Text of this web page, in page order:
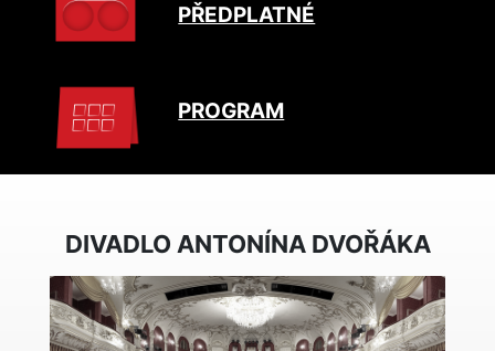
PŘEDPLATNÉ
PROGRAM
DIVADLO ANTONÍNA DVOŘÁKA